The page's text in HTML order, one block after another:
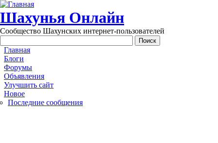
Перейти к основному содержанию
Шахунья Онлайн
Сообщество Шахунских интернет-пользователей
Main menu
Главная
Блоги
Форумы
Объявления
Улучшить сайт
Новое
Последние сообщения